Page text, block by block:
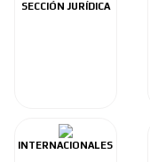
SECCIÓN JURÍDICA
INTERNACIONALES